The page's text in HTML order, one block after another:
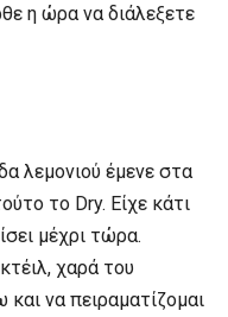
η ώρα να διάλεξετε
λεμονιού έμενε στα
το Dry. Είχε κάτι
μέχρι τώρα.
χαρά του
να πειραματίζομαι